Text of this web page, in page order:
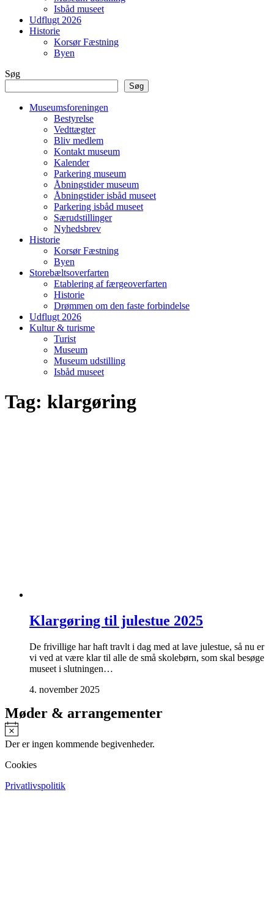
Isbåd museet
Udflugt 2026
Historie
Korsør Fæstning
Byen
Søg
Søg
Museumsforeningen
Bestyrelse
Vedttægter
Bliv medlem
Kontakt museum
Kalender
Parkering museum
Åbningstider museum
Åbningstider isbåd museet
Parkering isbåd museet
Særudstillinger
Nyhedsbrev
Historie
Korsør Fæstning
Byen
Storebæltsoverfarten
Etablering af færgeoverfarten
Historie
Drømmen om den faste forbindelse
Udflugt 2026
Kultur & turisme
Turist
Museum
Museum udstilling
Isbåd museet
Tag: klargøring
Klargøring til julestue 2025
De frivillige har haft travlt i dag med at lave julestue, så nu er
vi ved at være klar til alle de små skolebørn, som skal besøge
museet i slutningen…
4. november 2025
Møder & arrangementer
Notice
Der er ingen kommende begivenheder.
Cookies
Privatlivspolitik